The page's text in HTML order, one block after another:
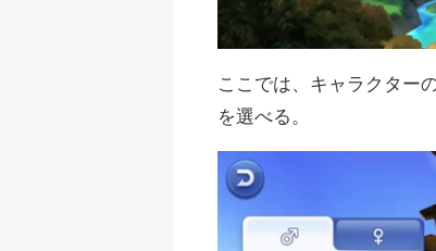
ここでは、キャラクター
を選べる。